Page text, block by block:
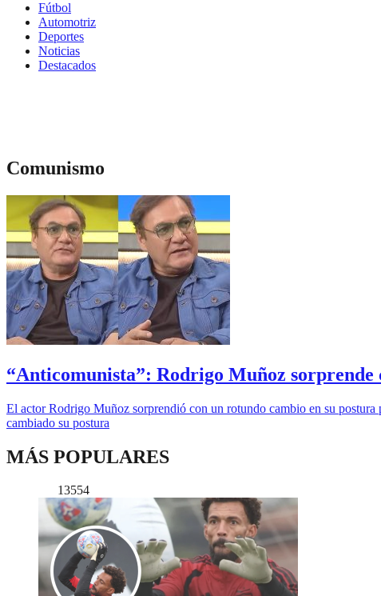
Fútbol
Automotriz
Deportes
Noticias
Destacados
Comunismo
“Anticomunista”: Rodrigo Muñoz
El actor Rodrigo Muñoz sorprendió con un rotundo cambio en su
cambiado su postura
MÁS POPULARES
13554